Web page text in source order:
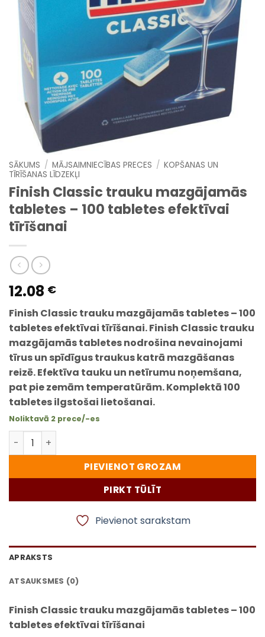
SĀKUMS / MĀJSAIMNIECĪBAS PRECES / KOPŠANAS UN
TĪRĪŠANAS LĪDZEKĻI
Finish Classic trauku mazgājamās
tabletes – 100 tabletes efektīvai
tīrīšanai
12.08 €
Finish Classic trauku mazgājamās tabletes – 100
tabletes efektīvai tīrīšanai.Finish Classic trauku
mazgājamās tabletes nodrošina nevainojami
tīrus un spīdīgus traukus katrā mazgāšanas
reizē. Efektīva tauku un netīrumu noņemšana,
pat pie zemām temperatūrām. Komplektā 100
tabletes ilgstošai lietošanai.
Noliktavā 2 prece/-es
Finish Classic trauku mazgājamās tabletes – 100
PIEVIENOT GROZAM
PIRKT TŪLĪT
Pievienot sarakstam
APRAKSTS
ATSAUKSMES (0)
Finish Classic trauku mazgājamās tabletes – 100
tabletes efektīvai tīrīšanai